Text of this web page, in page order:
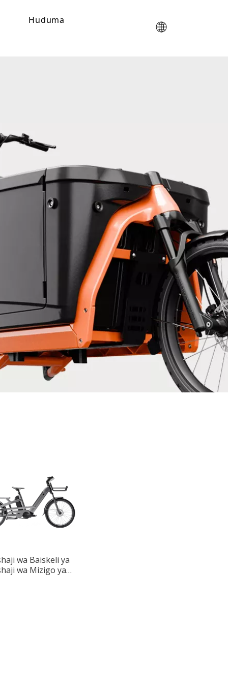
Huduma
wa Baiskeli ya
wa Mizigo ya